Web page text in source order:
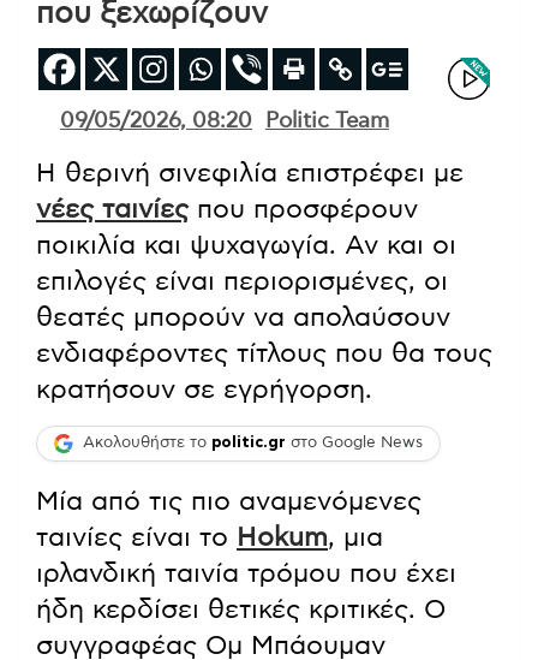
που ξεχωρίζουν
09/05/2026, 08:20 Politic Team
Η θερινή σινεφιλία επιστρέφει με
νέες ταινίεςπου προσφέρουν
ποικιλία και ψυχαγωγία. Αν και οι
επιλογές είναι περιορισμένες, οι
θεατές μπορούν να απολαύσουν
ενδιαφέροντες τίτλους που θα τους
κρατήσουν σε εγρήγορση.
Ακολουθήστε το politic.gr στο Google News
Μία από τις πιο αναμενόμενες
ταινίες είναι το Hokum, μια
ιρλανδική ταινία τρόμου που έχει
ήδη κερδίσει θετικές κριτικές. Ο
συγγραφέας Ομ Μπάουμαν